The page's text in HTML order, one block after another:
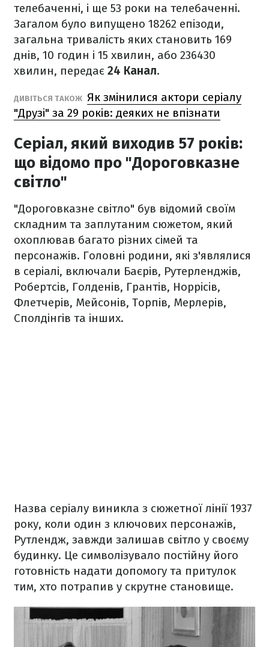
телебаченні, і ще 53 роки на телебаченні.
Загалом було випущено 18262 епізоди,
загальна тривалість яких становить 169
днів, 10 годин і 15 хвилин, або 236430
хвилин, передає 24 Канал.
ДИВІТЬСЯ ТАКОЖ Як змінилися актори серіалу
"Друзі" за 29 років: деяких не впізнати
Серіал, який виходив 57 років:
що відомо про "Дороговказне
світло"
"Дороговказне світло" був відомий своїм
складним та заплутаним сюжетом, який
охоплював багато різних сімей та
персонажів. Головні родини, які з'являлися
в серіалі, включали Баєрів, Рутерленджів,
Робертсів, Голденів, Грантів, Норрісів,
Флетчерів, Мейсонів, Торпів, Мерлерів,
Сполдінгів та інших.
Назва серіалу виникла з сюжетної лінії 1937
року, коли один з ключових персонажів,
Рутлендж, завжди залишав світло у своєму
будинку. Це символізувало постійну його
готовність надати допомогу та притулок
тим, хто потрапив у скрутне становище.